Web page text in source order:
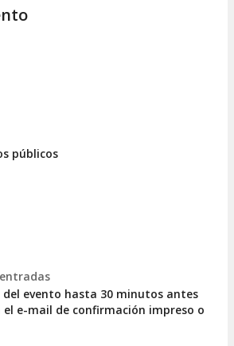
de ocio al mejor precio y con la máxima
te hará vibrar y te regalará una
en el MEAM.
Martín, el plan perfecto para los
y la música con alma. ¡Deja que el
públicos
del evento hasta 30 minutos antes
el e-mail de confirmación impreso o